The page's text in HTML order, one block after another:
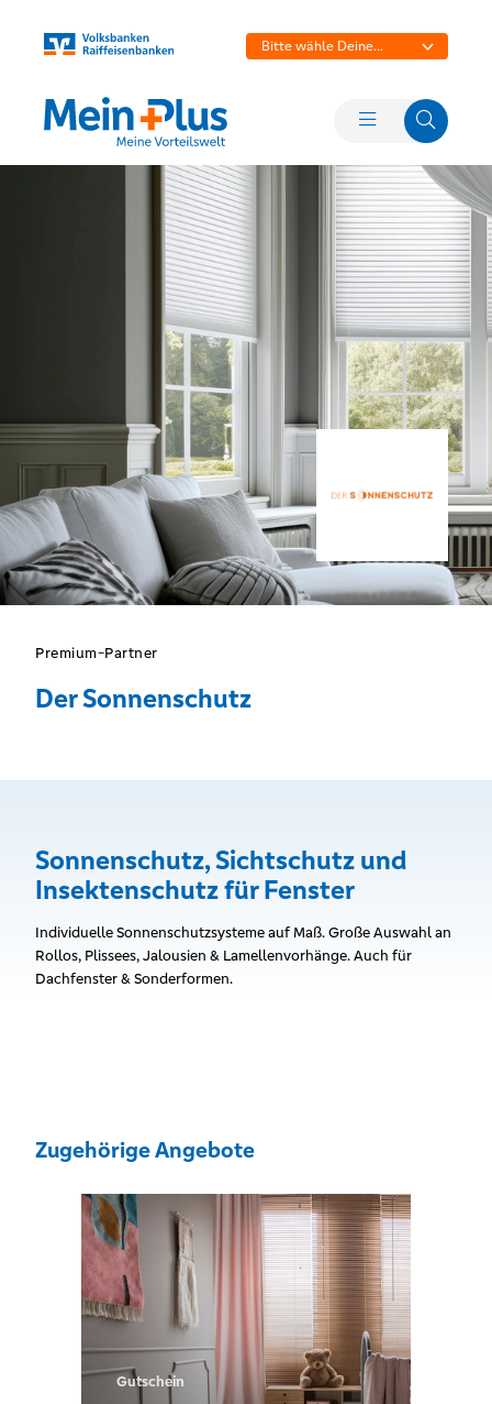
Bitte wähle Deine
Premium-Partner
Der Sonnenschutz
Sonnenschutz, Sichtschutz und
Insektenschutz für Fenster
Individuelle Sonnenschutzsysteme auf Maß. Große Auswahl an
Rollos, Plissees, Jalousien & Lamellenvorhänge. Auch für
Dachfenster & Sonderformen.
Zugehörige Angebote
Gutschein